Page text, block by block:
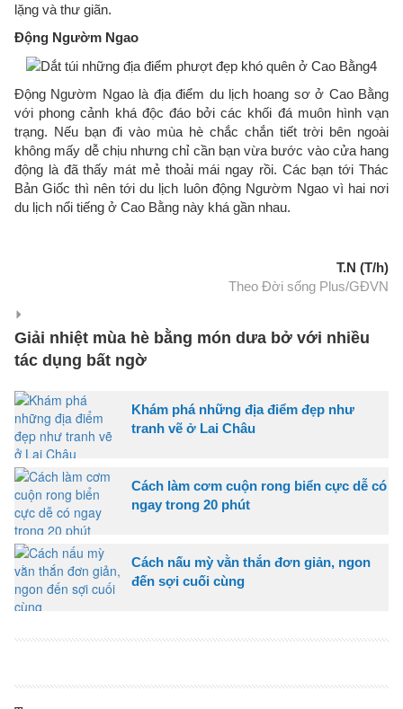
lặng và thư giãn.
Động Ngườm Ngao
Động Ngườm Ngao là địa điểm du lịch hoang sơ ở Cao Bằng
với phong cảnh khá độc đáo bởi các khối đá muôn hình vạn
trạng. Nếu bạn đi vào mùa hè chắc chắn tiết trời bên ngoài
không mấy dễ chịu nhưng chỉ cần bạn vừa bước vào cửa hang
động là đã thấy mát mẻ thoải mái ngay rồi. Các bạn tới Thác
Bản Giốc thì nên tới du lịch luôn động Ngườm Ngao vì hai nơi
du lịch nổi tiếng ở Cao Bằng này khá gần nhau.
T.N (T/h)
Theo Đời sống Plus/GĐVN
Giải nhiệt mùa hè bằng món dưa bở với nhiều
tác dụng bất ngờ
Khám phá những địa điểm đẹp như
tranh vẽ ở Lai Châu
Cách làm cơm cuộn rong biển cực dễ có
ngay trong 20 phút
Cách nấu mỳ vằn thắn đơn giản, ngon
đến sợi cuối cùng